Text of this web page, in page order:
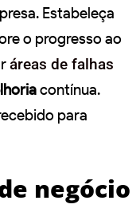
Estabeleça
o progresso ao
áreas de falhas
contínua.
para
negócio